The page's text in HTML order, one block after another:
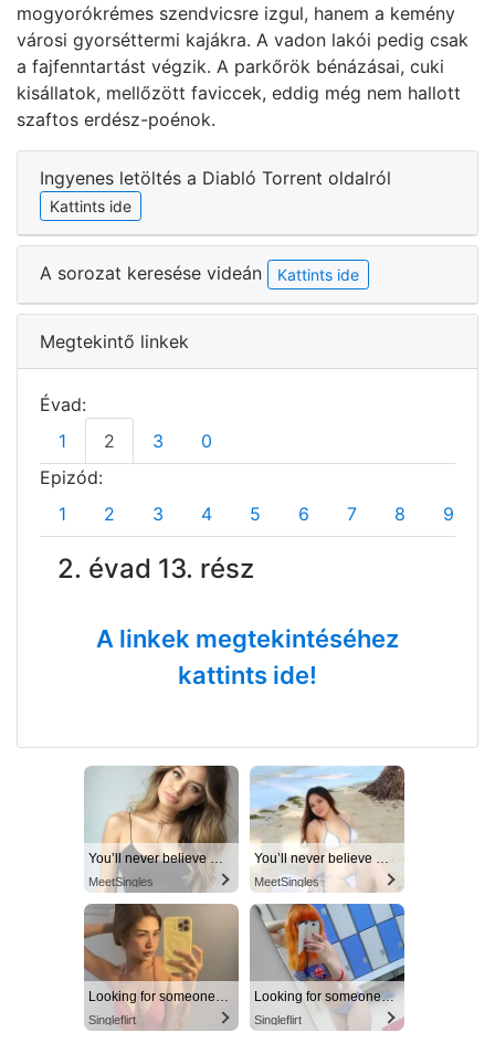
mogyorókrémes szendvicsre izgul, hanem a kemény
városi gyorséttermi kajákra. A vadon lakói pedig csak
a fajfenntartást végzik. A parkőrök bénázásai, cuki
kisállatok, mellőzött faviccek, eddig még nem hallott
szaftos erdész-poénok.
Ingyenes letöltés a Diabló Torrent oldalról
Kattints ide
A sorozat keresése videán Kattints ide
Megtekintő linkek
Évad:
1
2 3
0
Epizód:
1
2 3 4 5 6 7 8 9
2. évad 13. rész
A linkek megtekintéséhez
kattints ide!
You’ll never believe why I moved to… Columbus
MeetSingles
You’ll never believe why I moved to… Columbus
MeetSingles
Looking for someone in Columbus today
Singleflirt
Looking for someone in Columbus today
Singleflirt